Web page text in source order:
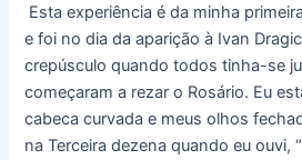
Esta experiência é da minha
e foi no dia da aparição à Ivan
crepúsculo quando todos tinha-se
começaram a rezar o Rosário. Eu
cabeca curvada e meus olhos
na Terceira dezena quando eu ouvi,